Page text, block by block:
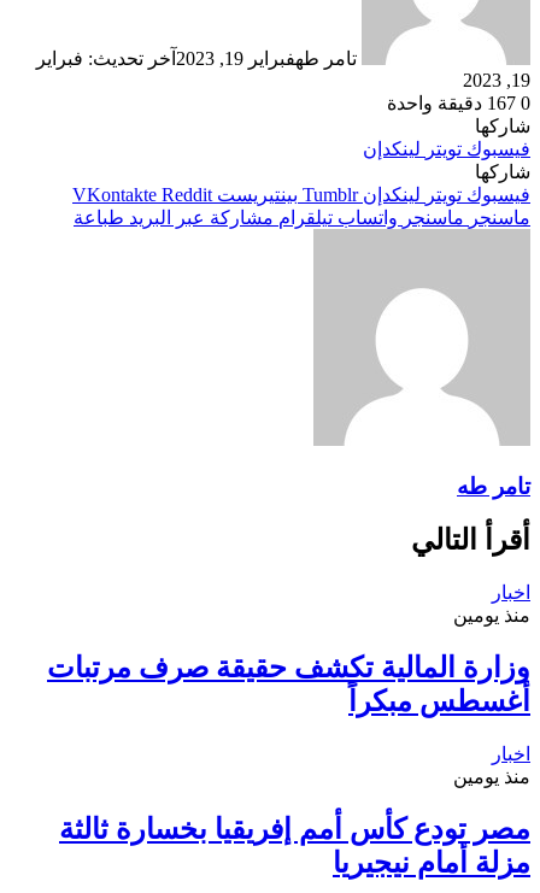
تامر طهفبراير 19, 2023
آخر تحديث: فبراير
19, 2023
0
دقيقة واحدة
شاركها
فيسبوك تويتر لينكدإن
شاركها
فيسبوك تويتر لينكدإن بينتيريست
ماسنجر ماسنجر واتساب تيلقرام مشاركة عبر البريد طباعة
تامر طه
أقرأ التالي
اخبار
منذ يومين
وزارة المالية تكشف حقيقة صرف مرتبات
أغسطس مبكراً
اخبار
منذ يومين
مصر تودع كأس أمم إفريقيا بخسارة ثالثة
مزلة أمام نيجيريا